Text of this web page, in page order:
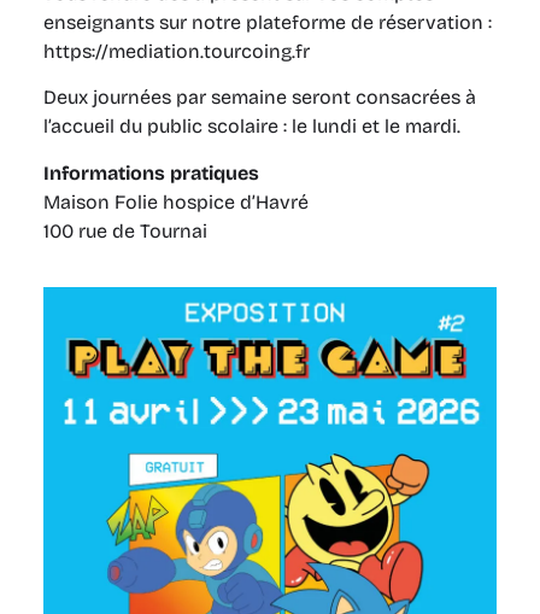
enseignants sur notre plateforme de réservation :
https://mediation.tourcoing.fr
Deux journées par semaine seront consacrées à
l’accueil du public scolaire : le lundi et le mardi.
Informations pratiques
Maison Folie hospice d’Havré
100 rue de Tournai